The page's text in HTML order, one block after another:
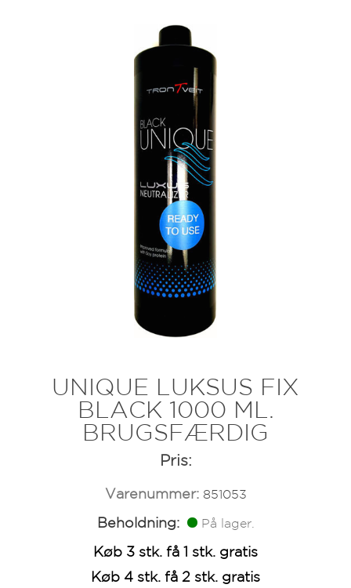
UNIQUE LUKSUS FIX
BLACK 1000 ML.
BRUGSFÆRDIG
Pris:
Varenummer: 851053
Beholdning: På lager.
Køb 3 stk. få 1 stk. gratis
Køb 4 stk. få 2 stk. gratis